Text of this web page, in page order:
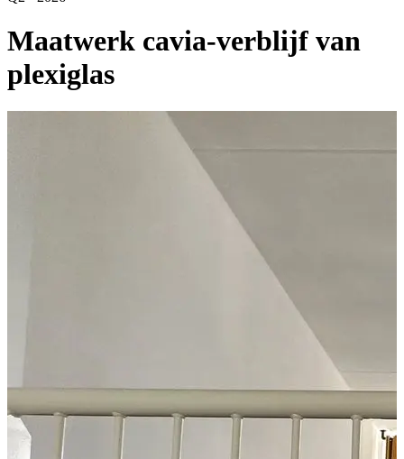
Maatwerk cavia-verblijf van
plexiglas